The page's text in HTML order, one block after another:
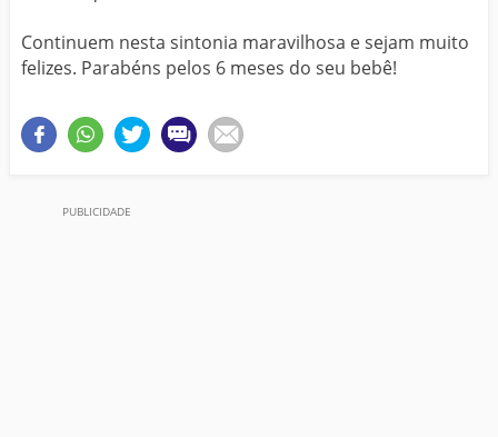
Continuem nesta sintonia maravilhosa e sejam muito
felizes. Parabéns pelos 6 meses do seu bebê!